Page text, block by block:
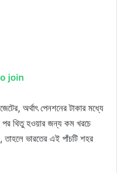
join
অর্থাৎ পেনশনের টাকার মধ্যে
পর থিতু হওয়ার জন্য কম খরচে
ভারতের এই পাঁচটি শহর